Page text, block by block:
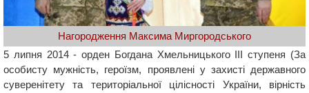
Нагородження Максима Миргородського
5 липня 2014 - орден Богдана Хмельницького ІІІ ступеня (За
особисту мужність, героїзм, проявлені у захисті державного
суверенітету та територіальної цілісності України, вірність